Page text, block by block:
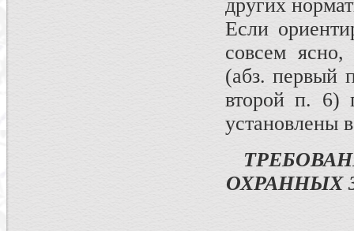
других
Если
совсем ясно,
(абз. первый
второй п. 6)
установлены
ОХРАННЫХ